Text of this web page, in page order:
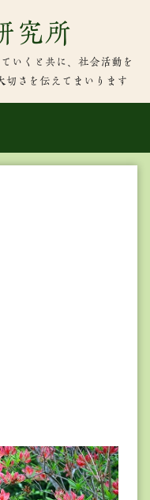
究所
いくと共に、社会活動を
切さを伝えてまいります